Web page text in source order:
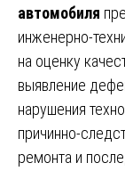
автомобиля
инженерно-
на оценку
выявление
нарушения
причинно-
ремонта и